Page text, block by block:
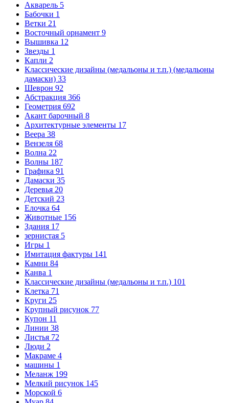
Акварель 5
Бабочки 1
Ветки 21
Восточный орнамент 9
Вышивка 12
Звезды 1
Капли 2
Классические дизайны (медальоны и т.п.) (медальоны
дамаски) 33
Шеврон 92
Абстракция 366
Геометрия 692
Акант барочный 8
Архитектурные элементы 17
Веера 38
Вензеля 68
Волна 22
Волны 187
Графика 91
Дамаски 35
Деревья 20
Детский 23
Елочка 64
Животные 156
Здания 17
зернистая 5
Игры 1
Имитация фактуры 141
Камни 84
Канва 1
Классические дизайны (медальоны и т.п.) 101
Клетка 71
Круги 25
Крупный рисунок 77
Купон 11
Линии 38
Листья 72
Люди 2
Макраме 4
машины 1
Меланж 199
Мелкий рисунок 145
Морской 6